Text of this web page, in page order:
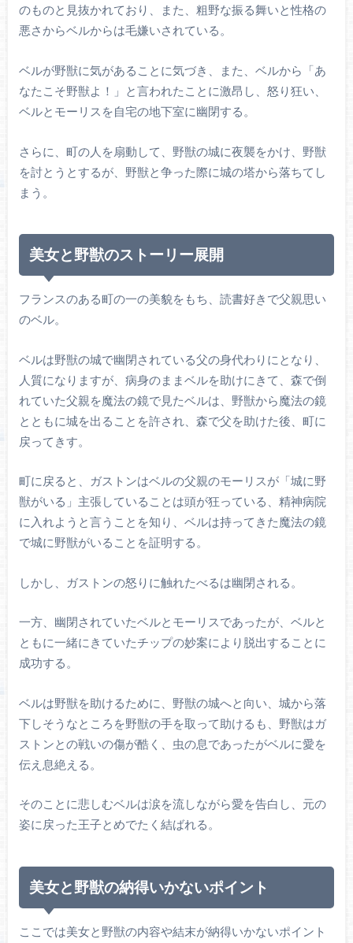
のものと見抜かれており、また、粗野な振る舞いと性格の
悪さからベルからは毛嫌いされている。
ベルが野獣に気があることに気づき、また、ベルから「あ
なたこそ野獣よ！」と言われたことに激昂し、怒り狂い、
ベルとモーリスを自宅の地下室に幽閉する。
さらに、町の人を扇動して、野獣の城に夜襲をかけ、野獣
を討とうとするが、野獣と争った際に城の塔から落ちてし
まう。
美女と野獣のストーリー展開
フランスのある町の一の美貌をもち、読書好きで父親思い
のベル。
ベルは野獣の城で幽閉されている父の身代わりにとなり、
人質になりますが、病身のままベルを助けにきて、森で倒
れていた父親を魔法の鏡で見たベルは、野獣から魔法の鏡
とともに城を出ることを許され、森で父を助けた後、町に
戻ってきす。
町に戻ると、ガストンはベルの父親のモーリスが「城に野
獣がいる」主張していることは頭が狂っている、精神病院
に入れようと言うことを知り、ベルは持ってきた魔法の鏡
で城に野獣がいることを証明する。
しかし、ガストンの怒りに触れたべるは幽閉される。
一方、幽閉されていたベルとモーリスであったが、ベルと
ともに一緒にきていたチップの妙案により脱出することに
成功する。
ベルは野獣を助けるために、野獣の城へと向い、城から落
下しそうなところを野獣の手を取って助けるも、野獣はガ
ストンとの戦いの傷が酷く、虫の息であったがベルに愛を
伝え息絶える。
そのことに悲しむベルは涙を流しながら愛を告白し、元の
姿に戻った王子とめでたく結ばれる。
美女と野獣の納得いかないポイント
ここでは美女と野獣の内容や結末が納得いかないポイント